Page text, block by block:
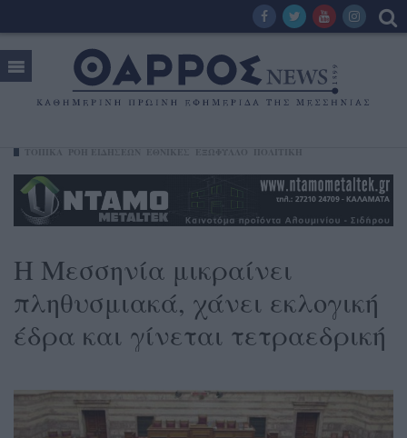
Η Μεσσηνία μικραίνει
πληθυσμιακά, χάνει εκλογική
έδρα και γίνεται τετραεδρική